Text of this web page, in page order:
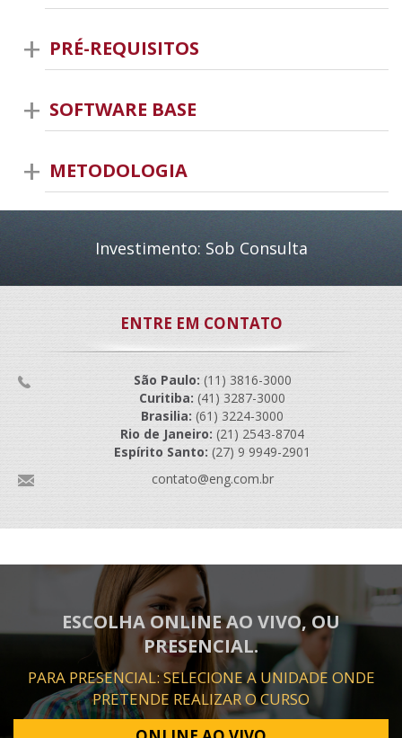
PRÉ-REQUISITOS
SOFTWARE BASE
METODOLOGIA
Investimento: Sob Consulta
ENTRE EM CONTATO
São Paulo: (11) 3816-3000
Curitiba: (41) 3287-3000
Brasilia: (61) 3224-3000
Rio de Janeiro: (21) 2543-8704
Espírito Santo: (27) 9 9949-2901
contato@eng.com.br
ESCOLHA ONLINE AO VIVO, OU
PRESENCIAL.
PARA PRESENCIAL: SELECIONE A UNIDADE ONDE
PRETENDE REALIZAR O CURSO